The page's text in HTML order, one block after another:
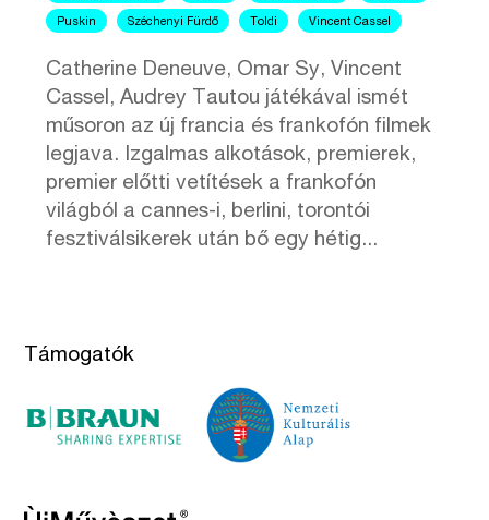
Puskin Széchenyi Fürdő Toldi Vincent Cassel
Catherine Deneuve, Omar Sy, Vincent
Cassel, Audrey Tautou játékával ismét
műsoron az új francia és frankofón filmek
legjava. Izgalmas alkotások, premierek,
premier előtti vetítések a frankofón
világból a cannes-i, berlini, torontói
fesztiválsikerek után bő egy hétig...
Támogatók